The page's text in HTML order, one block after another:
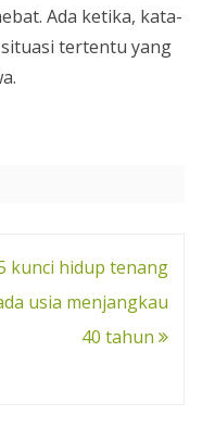
Ada ketika, kata-
tertentu yang
kunci hidup tenang
usia menjangkau
40 tahun